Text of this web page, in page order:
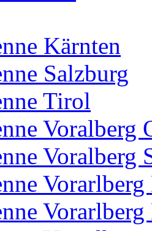
Kärnten
Salzburg
Tirol
Voralberg
Voralberg